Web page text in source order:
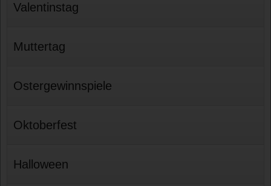
Valentinstag
Muttertag
Ostergewinnspiele
Oktoberfest
Halloween